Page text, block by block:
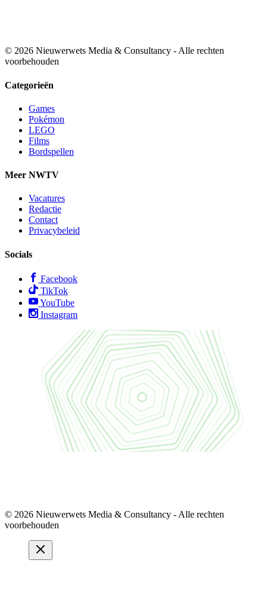
© 2026 Nieuwerwets Media & Consultancy - Alle rechten
voorbehouden
Categorieën
Games
Pokémon
LEGO
Films
Bordspellen
Meer NWTV
Vacatures
Redactie
Contact
Privacybeleid
Socials
Facebook
TikTok
YouTube
Instagram
© 2026 Nieuwerwets Media & Consultancy - Alle rechten
voorbehouden